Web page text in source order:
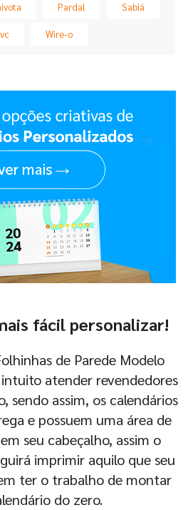
Pardal Sabiá
Wire-o
fácil personalizar!
de Parede Modelo
atender revendedores
sendo assim, os calendários
e possuem uma área de
seu cabeçalho, assim o
imprimir aquilo que seu
ter o trabalho de montar
do zero.